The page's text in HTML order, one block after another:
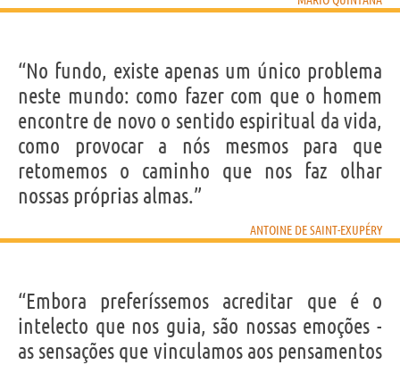
“No fundo, existe apenas um único problema
neste mundo: como fazer com que o homem
encontre de novo o sentido espiritual da vida,
como provocar a nós mesmos para que
retomemos o caminho que nos faz olhar
nossas próprias almas.”
ANTOINE DE SAINT-EXUPÉRY
“Embora preferíssemos acreditar que é o
intelecto que nos guia, são nossas emoções -
as sensações que vinculamos aos pensamentos